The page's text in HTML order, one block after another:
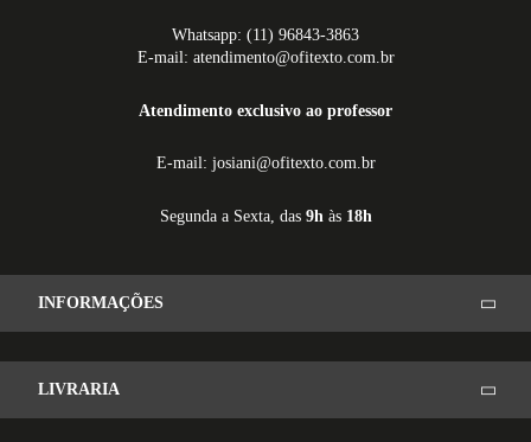
Whatsapp: (11) 96843-3863
E-mail: atendimento@ofitexto.com.br
Atendimento exclusivo ao professor
E-mail: josiani@ofitexto.com.br
Segunda a Sexta, das 9hàs 18h
INFORMAÇÕES
LIVRARIA